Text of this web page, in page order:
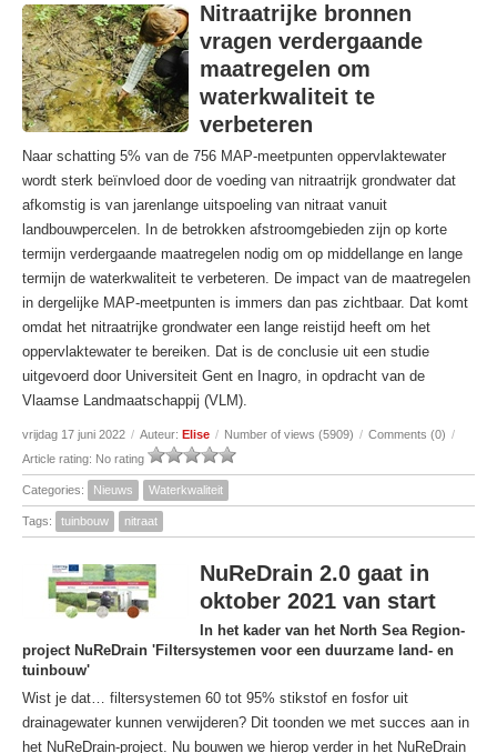
Nitraatrijke bronnen
vragen verdergaande
maatregelen om
waterkwaliteit te
verbeteren
Naar schatting 5% van de 756 MAP-meetpunten oppervlaktewater
wordt sterk beïnvloed door de voeding van nitraatrijk grondwater dat
afkomstig is van jarenlange uitspoeling van nitraat vanuit
landbouwpercelen. In de betrokken afstroomgebieden zijn op korte
termijn verdergaande maatregelen nodig om op middellange en lange
termijn de waterkwaliteit te verbeteren. De impact van de maatregelen
in dergelijke MAP-meetpunten is immers dan pas zichtbaar. Dat komt
omdat het nitraatrijke grondwater een lange reistijd heeft om het
oppervlaktewater te bereiken. Dat is de conclusie uit een studie
uitgevoerd door Universiteit Gent en Inagro, in opdracht van de
Vlaamse Landmaatschappij (VLM).
vrijdag 17 juni 2022 / Auteur: Elise / Number of views (5909) / Comments (0) /
Article rating: No rating
Categories: Nieuws Waterkwaliteit
Tags: tuinbouw nitraat
NuReDrain 2.0 gaat in
oktober 2021 van start
In het kader van het North Sea Region-
project NuReDrain 'Filtersystemen voor een duurzame land- en
tuinbouw'
Wist je dat… filtersystemen 60 tot 95% stikstof en fosfor uit
drainagewater kunnen verwijderen? Dit toonden we met succes aan in
het NuReDrain-project. Nu bouwen we hierop verder in het NuReDrain